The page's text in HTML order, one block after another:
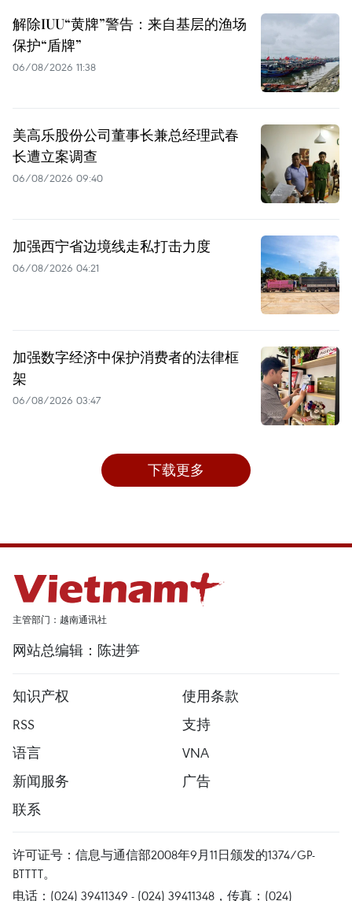
解除IUU“黄牌”警告：来自基层的渔场
保护“盾牌”
06/08/2026 11:38
美高乐股份公司董事长兼总经理武春
长遭立案调查
06/08/2026 09:40
加强西宁省边境线走私打击力度
06/08/2026 04:21
加强数字经济中保护消费者的法律框
架
06/08/2026 03:47
下载更多
主管部门：越南通讯社
网站总编辑：陈进笋
知识产权
使用条款
RSS
支持
语言
VNA
新闻服务
广告
联系
许可证号：信息与通信部2008年9月11日颁发的1374/GP-
BTTTT。
电话：(024) 39411349 - (024) 39411348，传真：(024)